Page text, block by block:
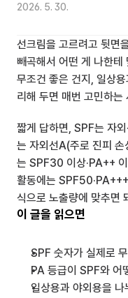
2026. 5. 30.
선크림을 고르려고 뒷
빼곡해서 어떤 게 나한테
무조건 좋은 건지, 일상
리해 두면 매번 고민하는
짧게 답하면, SPF는 자
는 자외선A(주로 진피 손
는 SPF30 이상·PA++
활동에는
식으로 노출량에 맞추면
이 글을 읽으면
SPF 숫자가 실제로
PA 등급이 SPF와 어
일상용과 야외용을